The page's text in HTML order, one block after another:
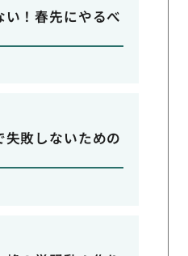
！春先にやるべ
敗しないための